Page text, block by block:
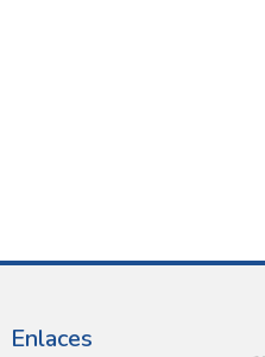
Enlaces